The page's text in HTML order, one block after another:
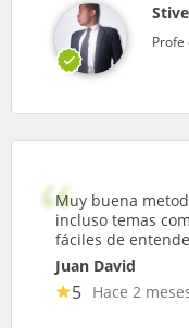
Profe
Muy buena
incluso temas
fáciles de
Juan David
5 Hace 2